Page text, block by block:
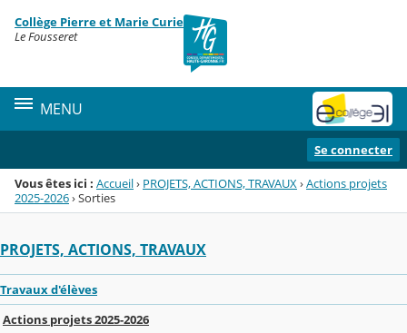
Menu de la rubrique
Contenu
Collège Pierre et Marie Curie
Le Fousseret
MENU
Se connecter
Vous êtes ici : Accueil› PROJETS, ACTIONS, TRAVAUX ›Actions projets
2025-2026›Sorties
PROJETS, ACTIONS, TRAVAUX
Travaux d'élèves
Actions projets 2025-2026